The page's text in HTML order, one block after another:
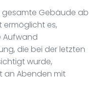
gesamte Gebäude ab
ermöglicht es,
Aufwand
die bei der letzten
wurde,
an Abenden mit